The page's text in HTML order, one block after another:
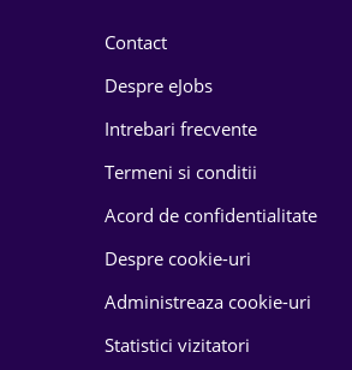
Contact
Despre eJobs
Intrebari frecvente
Termeni si conditii
Acord de confidentialitate
Despre cookie-uri
Administreaza cookie-uri
Statistici vizitatori